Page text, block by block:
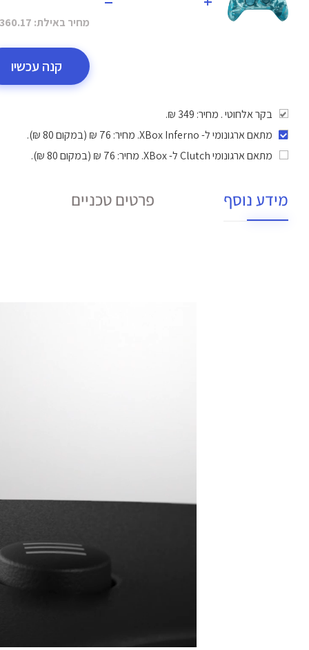
מחיר באילת: ₪
קנה עכשיו
בקר אלחוטי . מחיר: 349 ₪.
מתאם ארגונומי ל- XBox Inferno
. מחיר: 76 ₪ (במקום 80 ₪).
מתאם ארגונומי Clutch ל- XBox
. מחיר: 76 ₪ (במקום 80 ₪).
מידע נוסף פרטים טכניים